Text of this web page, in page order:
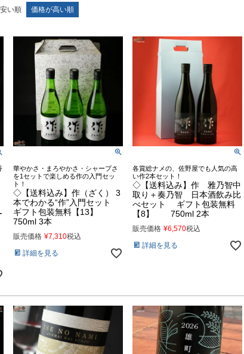
い順 価格が高い順
華やかさ・まろやかさ・シャープさ
を1セットで楽しめる作の入門セッ
ト！
◇【送料込み】作（ざく） 3
本でわかる“作”入門セット
ギフト包装無料【13】
750ml 3本
販売価格 ¥7,310税込
詳細を見る
各賞総ナメの、佐野屋でも人気の高
い作2本セット！
◇【送料込み】作 雅乃智中
取り＋奏乃智 日本酒飲み比
べセット ギフト包装無料
【8】 750ml 2本
販売価格 ¥6,570税込
詳細を見る